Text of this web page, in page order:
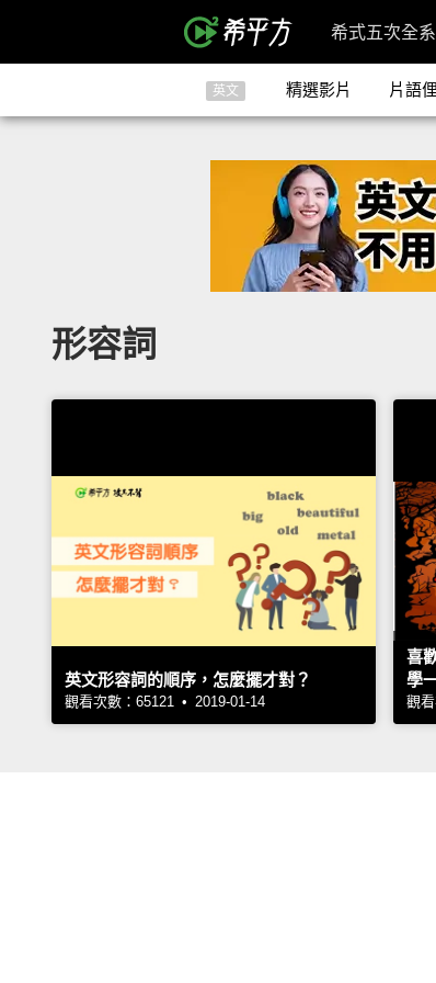
希式五次全系
英文 精選影片 片語
形容詞
英文形容詞的順序，怎麼擺才對？
觀看次數：65121 • 2019-01-14
喜
學
觀